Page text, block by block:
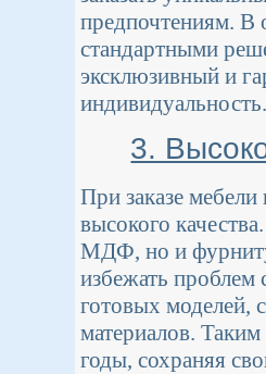
предпочтениям. В
стандартными
эксклюзивный и
индивидуальность.
3.
При заказе мебели
высокого
МДФ, но и
избежать
готовых моделей,
материалов.
годы, сохраняя